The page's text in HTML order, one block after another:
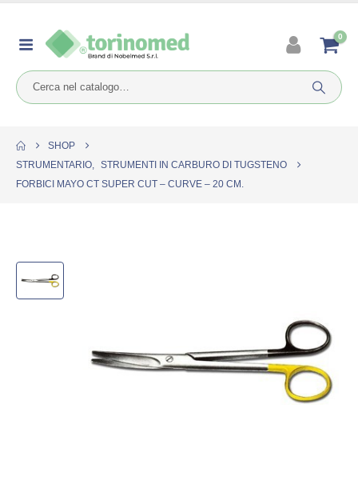
0
SHOP
STRUMENTARIO, STRUMENTI IN CARBURO DI TUGSTENO
FORBICI MAYO CT SUPER CUT – CURVE – 20 CM.